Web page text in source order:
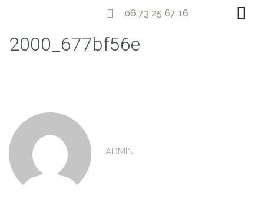
06 73 25 67 16
2000_677bf56e
ADMIN